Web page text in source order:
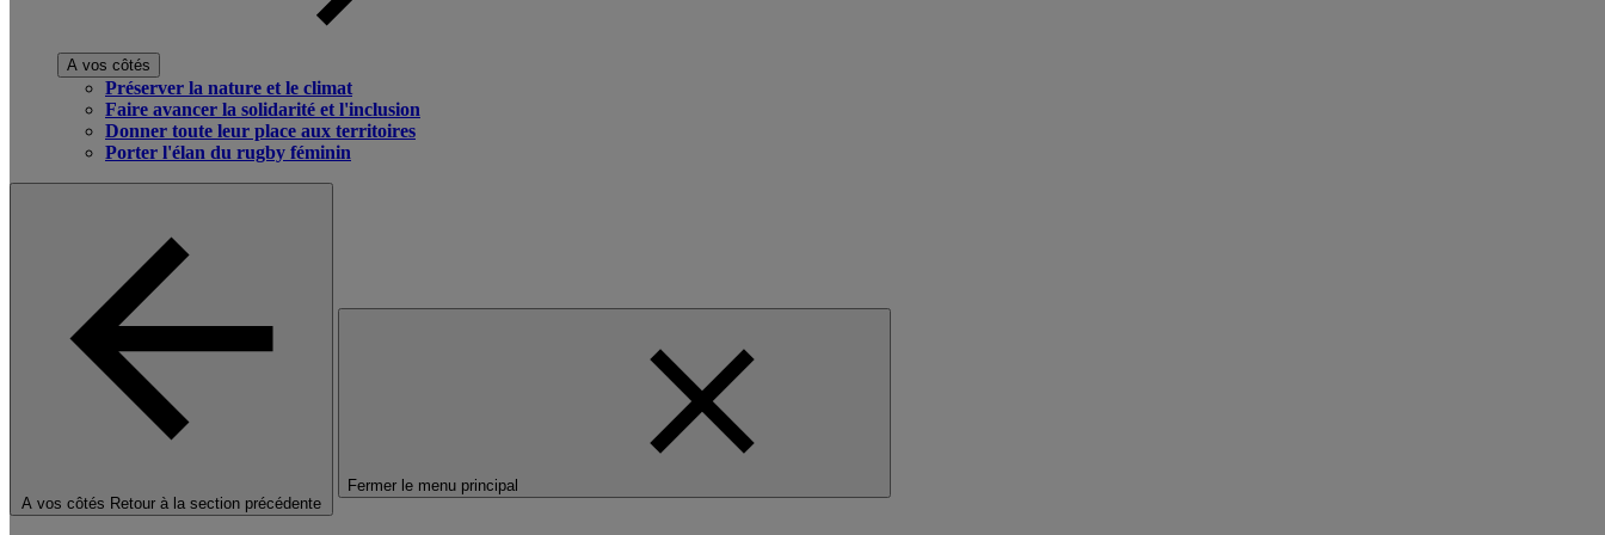
A vos côtés
Préserver la nature et le climat
Faire avancer la solidarité et l'inclusion
Donner toute leur place aux territoires
Porter l'élan du rugby féminin
A vos côtés Retour à la section précédente
Fermer le menu principal